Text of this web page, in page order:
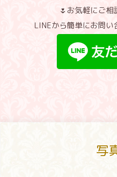
🌷お気軽にご相
LINEから簡単にお問い
写